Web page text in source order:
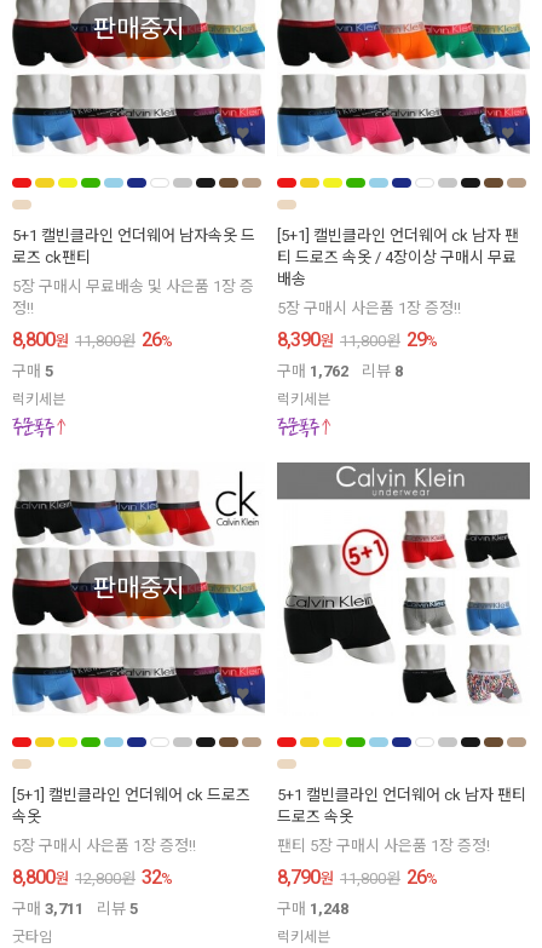
판매중지
5+1 캘빈클라인 언더웨어 남자속옷 드
로즈 ck팬티
5장 구매시 무료배송 및 사은품 1장 증
정!!
8,800원 11,800원 26%
구매 5
럭키세븐
[5+1] 캘빈클라인 언더웨어 ck 남자 팬
티 드로즈 속옷 / 4장이상 구매시 무료
배송
5장 구매시 사은품 1장 증정!!
8,390원 11,800원 29%
구매 1,762 리뷰 8
럭키세븐
판매중지
[5+1] 캘빈클라인 언더웨어 ck 드로즈
속옷
5장 구매시 사은품 1장 증정!!
8,800원 12,800원 32%
구매 3,711 리뷰 5
굿타임
5+1 캘빈클라인 언더웨어 ck 남자 팬티
드로즈 속옷
팬티 5장 구매시 사은품 1장 증정!
8,790원 11,800원 26%
구매 1,248
럭키세븐